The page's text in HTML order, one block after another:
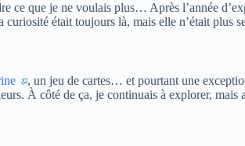
ce que je ne voulais plus… Après l’année
curiosité était toujours là, mais elle n’était plus
, un jeu de cartes… et pourtant une
À côté de ça, je continuais à explorer,